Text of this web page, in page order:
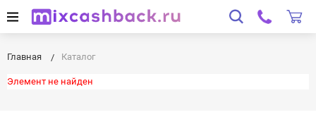
Главная Каталог
Элемент не найден